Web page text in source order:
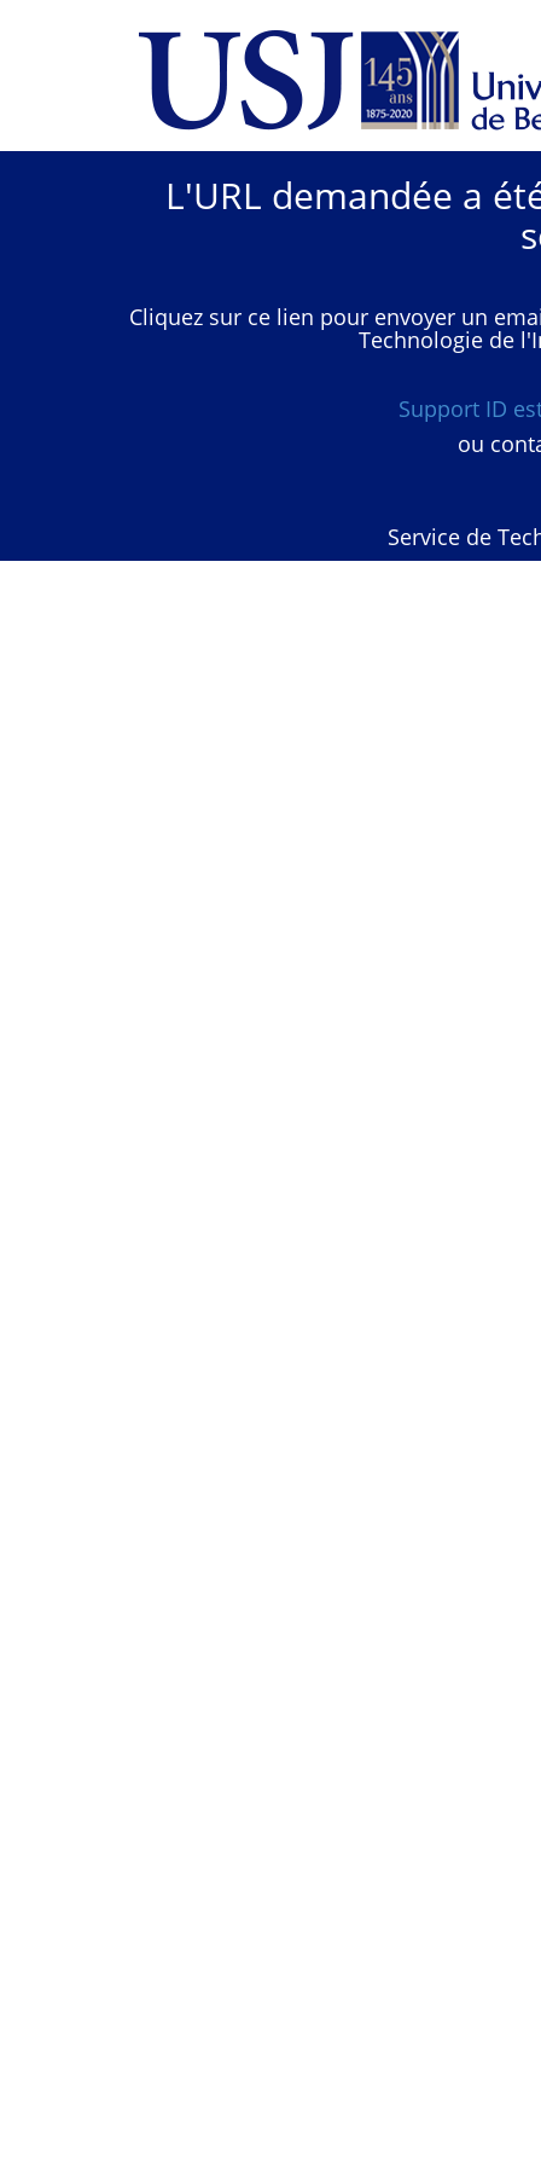
L'URL demandée a
Cliquez sur ce lien pour envoyer un
Technologie de
Support ID
ou
Service de